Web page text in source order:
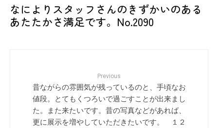
なによりスタッフさんのきずかいのある
あたたかさ満足です。No.2090
Previous
昔ながらの雰囲気が残っているのと、手頃なお
値段。とてもくつろいで過ごすことが出来まし
た。また来たいです。昔の写真などがあれば、
更に展示を増やしていただきたいです。 １２